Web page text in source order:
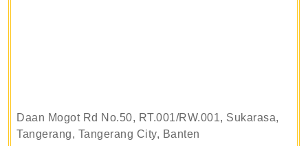
Daan Mogot Rd No.50, RT.001/RW.001, Sukarasa,
Tangerang, Tangerang City, Banten